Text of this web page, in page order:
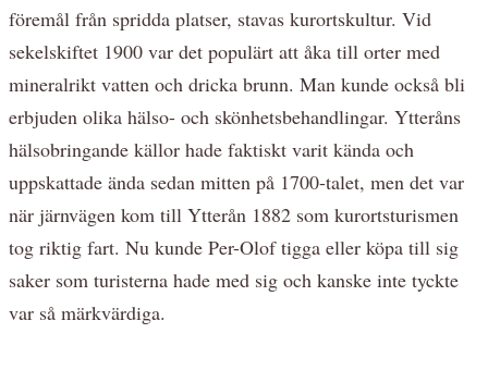
föremål från spridda platser, stavas kurortskultur. Vid
sekelskiftet 1900 var det populärt att åka till orter med
mineralrikt vatten och dricka brunn. Man kunde också bli
erbjuden olika hälso- och skönhetsbehandlingar. Ytteråns
hälsobringande källor hade faktiskt varit kända och
uppskattade ända sedan mitten på 1700-talet, men det var
när järnvägen kom till Ytterån 1882 som kurortsturismen
tog riktig fart. Nu kunde Per-Olof tigga eller köpa till sig
saker som turisterna hade med sig och kanske inte tyckte
var så märkvärdiga.